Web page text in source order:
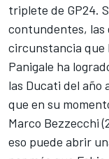
triplete de GP24.
contundentes, las
circunstancia que
Panigale ha
las Ducati del año
que en su
Marco Bezzecchi
eso puede abrir